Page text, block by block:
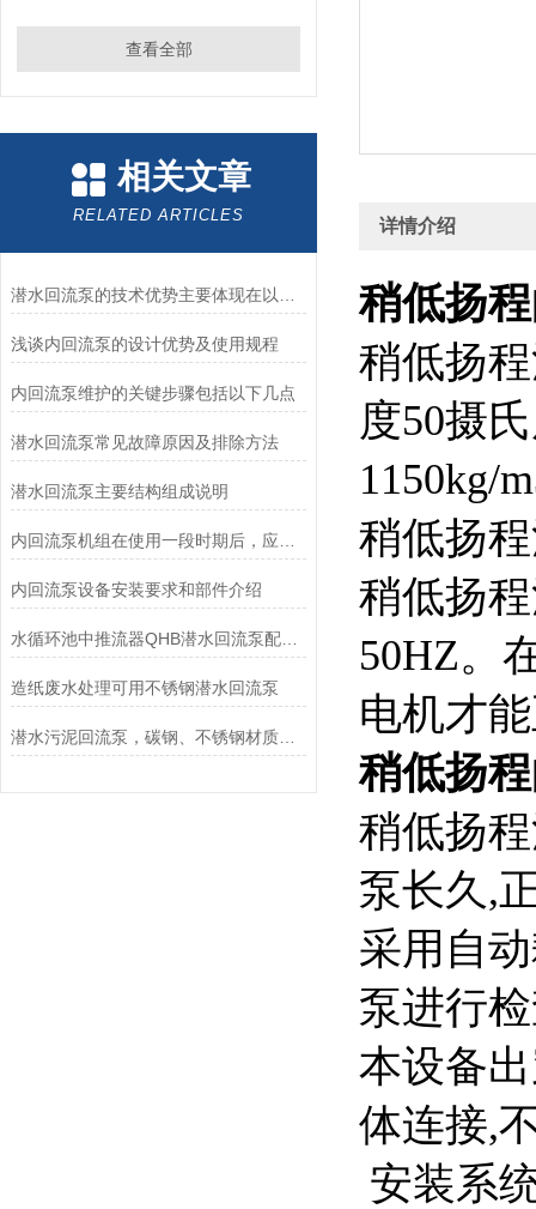
查看全部
相关文章
RELATED ARTICLES
浅谈内回流泵的设计优势及使用规程
内回流泵维护的关键步骤包括以下几点
潜水回流泵常见故障原因及排除方法
潜水回流泵主要结构组成说明
内回流泵设备安装要求和部件介绍
水循环池中推流器QHB潜水回流泵配套使用的妙处
造纸废水处理可用不锈钢潜水回流泵
潜水污泥回流泵，碳钢、不锈钢材质的选型-南京凯普德
详情介绍
稍低扬
稍低扬
度50摄
1150kg/
稍低扬
稍低扬
50HZ。
电机才
稍低扬
稍低扬
泵长久,
采用自
泵进行
本设备
体连接,
安装系